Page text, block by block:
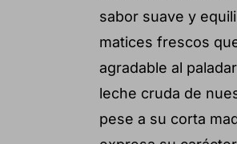
sabor suave y
matices frescos
agradable al
leche cruda de
pese a su corta